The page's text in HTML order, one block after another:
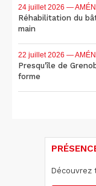
24 juillet 2026 —
Réhabilitation du
main
22 juillet 2026 —
Presqu'île de
forme
Découvrez